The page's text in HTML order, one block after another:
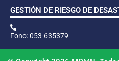
GESTIÓN DE RIESGO DE
Fono: 053-635379